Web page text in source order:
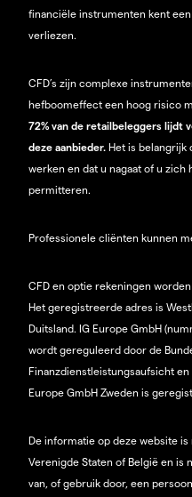
financiële instrumenten kent
verliezen.
CFD’s zijn complexe
hefboomeffect een hoog risico
72% van de retailbeleggers lijdt
deze aanbieder. Het is belangrijk
werken en dat u nagaat of u
permitteren.
Professionele cliënten kunnen
CFD en optie rekeningen
Het geregistreerde adres is
Duitsland. IG Europe GmbH
wordt gereguleerd door de
Finanzdienstleistungsaufsicht en
Europe GmbH Zweden is
De informatie op deze website
Verenigde Staten of België en is
van, of gebruik door, een